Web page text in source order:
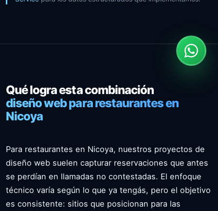
Qué logra esta combinación
diseño web para restaurantes en
Nicoya
Para restaurantes en Nicoya, nuestros proyectos de
diseño web suelen capturar reservaciones que antes
se perdían en llamadas no contestadas. El enfoque
técnico varía según lo que ya tengás, pero el objetivo
es consistente: sitios que posicionan para las